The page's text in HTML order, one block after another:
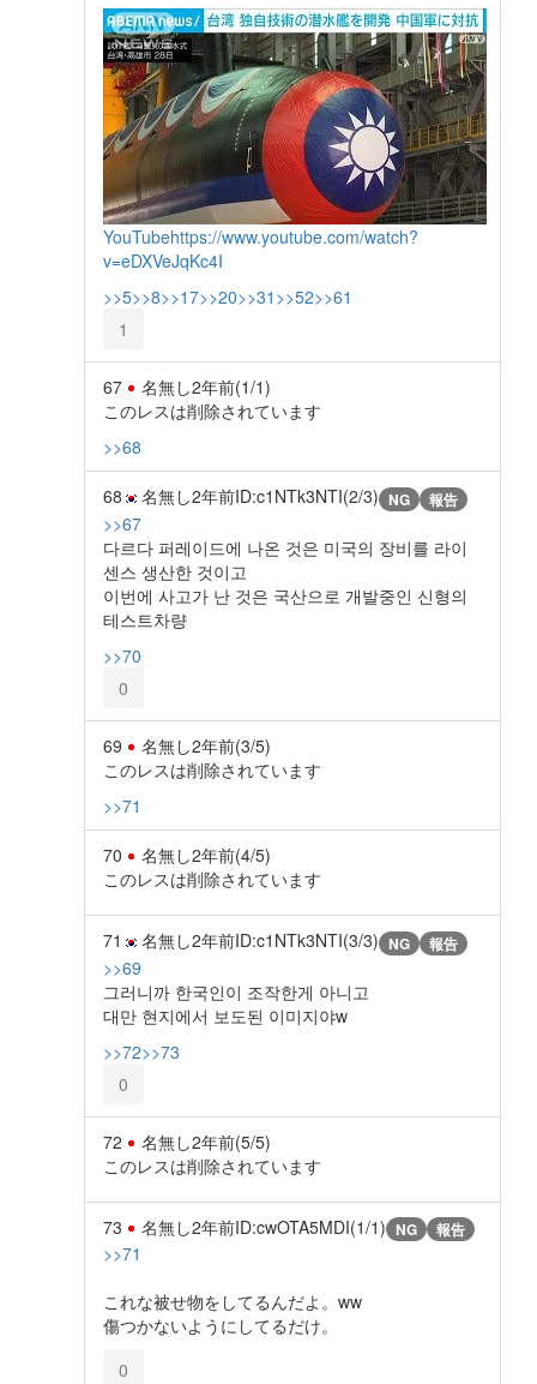
YouTubehttps://www.youtube.com/watch?
v=eDXVeJqKc4I
>>5>>8>>17>>20>>31 >>52>>61
1
67 名無し2年前(1/1)
このレスは削除されています
>>68
68 名無し2年前ID:c1NTk3NTI(2/3) NG 報告
>>67
다르다 퍼레이드에 나온 것은 미국의 장비를 라이
센스 생산한 것이고
이번에 사고가 난 것은 국산으로 개발중인 신형의
테스트차량
>>70
0
69 名無し2年前(3/5)
このレスは削除されています
>>71
70 名無し2年前(4/5)
このレスは削除されています
71 名無し2年前ID:c1NTk3NTI(3/3) NG 報告
>>69
그러니까 한국인이 조작한게 아니고
대만 현지에서 보도된 이미지야w
>>72>>73
0
72 名無し2年前(5/5)
このレスは削除されています
73 名無し2年前ID:cwOTA5MDI(1/1) NG 報告
>>71
これな被せ物をしてるんだよ。ww
傷つかないようにしてるだけ。
0